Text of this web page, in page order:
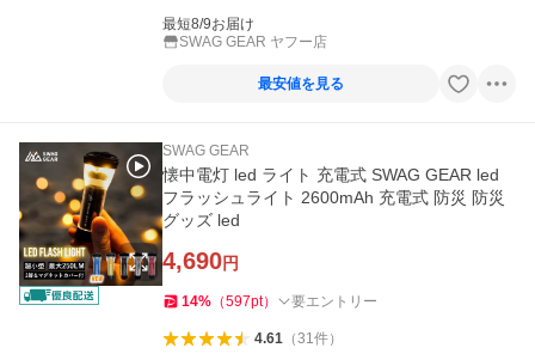
最短8/9お届け
SWAG GEAR ヤフー店
最安値を見る
SWAG GEAR
懐中電灯 led ライト 充電式 SWAG GEAR led
フラッシュライト 2600mAh 充電式 防災 防災
グッズ led
4,690円
14% （597pt） 要エントリー
4.61（31件）